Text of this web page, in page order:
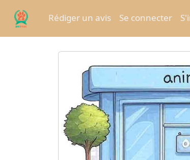
Rédiger un avis Se connecter